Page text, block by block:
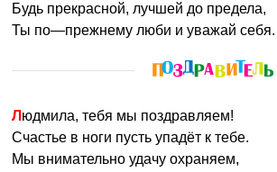
Будь прекрасной, лучшей до предела,
Ты по—прежнему люби и уважай себя.
Людмила, тебя мы поздравляем!
Счастье в ноги пусть упадёт к тебе.
Мы внимательно удачу охраняем,